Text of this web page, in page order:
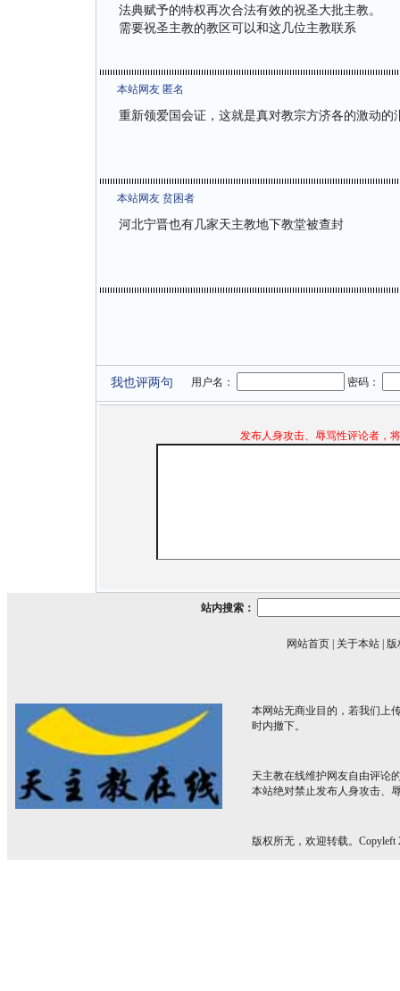
法典赋予的特权再次合法有效的祝圣大批主教。
需要祝圣主教的教区可以和这几位主教联系
本站网友 匿名
重新领爱国会证，这就是真对教宗方济各的激动
本站网友 贫困者
河北宁晋也有几家天主教地下教堂被查封
我也评两句 用户名： 密码：
发布人身攻击、辱骂性评论者，
站内搜索：
网站首页 关于本站 版
本网站无商业目的，若我们上
时内撤下。
天主教在线维护网友自由评论
本站绝对禁止发布人身攻击、
版权所无，欢迎转载。